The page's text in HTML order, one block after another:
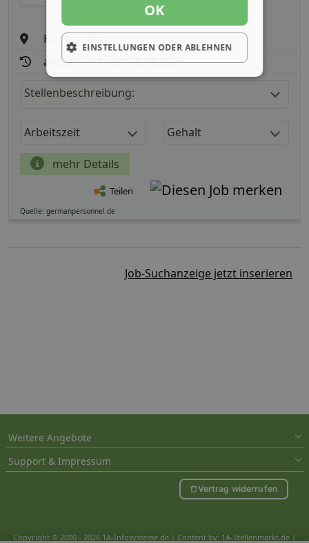
Heitersheim
aktualisiert seit: 08.08.2026
Stellenbeschreibung:
Arbeitszeit Gehalt
mehr Details
Teilen
Quelle: germanpersonnel.de
Job-Suchanzeige jetzt inserieren
Weitere Angebote
Support & Impressum
Vertrag widerrufen
Copyright © 2000 - 2026 1A-Infosysteme.de | Content by: 1A-Stellenmarkt.de |
OK
EINSTELLUNGEN ODER ABLEHNEN